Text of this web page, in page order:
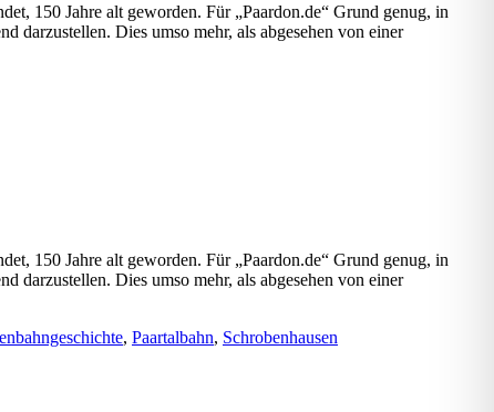
150 Jahre alt geworden. Für „Paardon.de“ Grund genug, in
darzustellen. Dies umso mehr, als abgesehen von einer
150 Jahre alt geworden. Für „Paardon.de“ Grund genug, in
darzustellen. Dies umso mehr, als abgesehen von einer
, Paartalbahn, Schrobenhausen